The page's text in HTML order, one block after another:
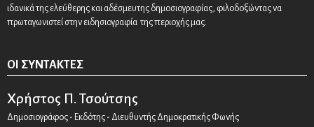
ιδανικά της ελεύθερης και αδέσμευτης δημοσιογραφίας, φιλοδοξώντας να
πρωταγωνιστεί στην ειδησιογραφία της περιοχής μας.
ΟΙ ΣΥΝΤΆΚΤΕΣ
Χρήστος Π. Τσούτσης
Δημοσιογράφος - Εκδότης - Διευθυντής Δημοκρατικής Φωνής